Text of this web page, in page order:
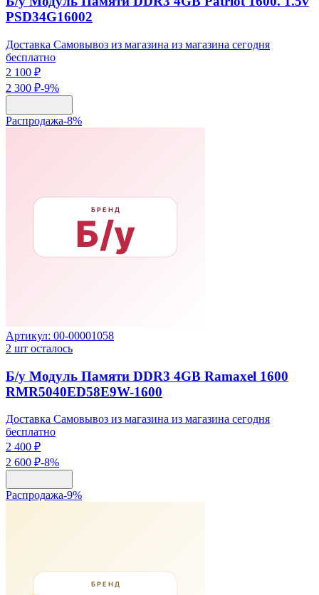
PSD34G16002
Доставка Самовывоз из магазина из магазина сегодня
бесплатно
2 100 ₽
2 300 ₽-9%
Распродажа-8%
Артикул: 00-00001058
2 шт осталось
Б/у Модуль Памяти DDR3 4GB Ramaxel 1600
RMR5040ED58E9W-1600
Доставка Самовывоз из магазина из магазина сегодня
бесплатно
2 400 ₽
2 600 ₽-8%
Распродажа-9%